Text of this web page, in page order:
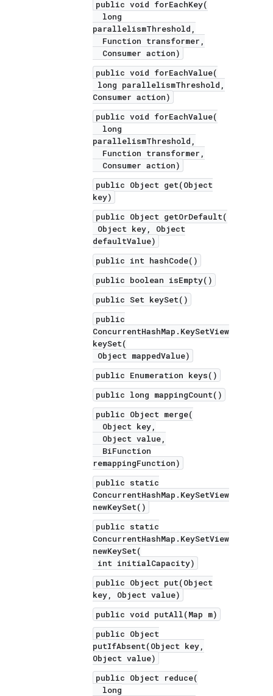
public void forEachKey(
long
parallelismThreshold,
Function transformer,
Consumer action)
public void forEachValue(
long parallelismThreshold,
Consumer action)
public void forEachValue(
long
parallelismThreshold,
Function transformer,
Consumer action)
public Object get(Object
key)
public Object getOrDefault(
Object key, Object
defaultValue)
public int hashCode()
public boolean isEmpty()
public Set keySet()
public
ConcurrentHashMap.KeySetView
keySet(
Object mappedValue)
public Enumeration keys()
public long mappingCount()
public Object merge(
Object key,
Object value,
BiFunction
remappingFunction)
public static
ConcurrentHashMap.KeySetView
newKeySet()
public static
ConcurrentHashMap.KeySetView
newKeySet(
int initialCapacity)
public Object put(Object
key, Object value)
public void putAll(Map m)
public Object
putIfAbsent(Object key,
Object value)
public Object reduce(
long